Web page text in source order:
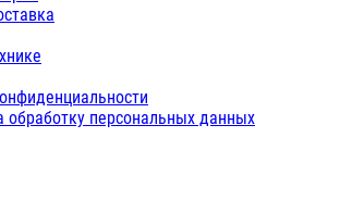
обработку персональных данных